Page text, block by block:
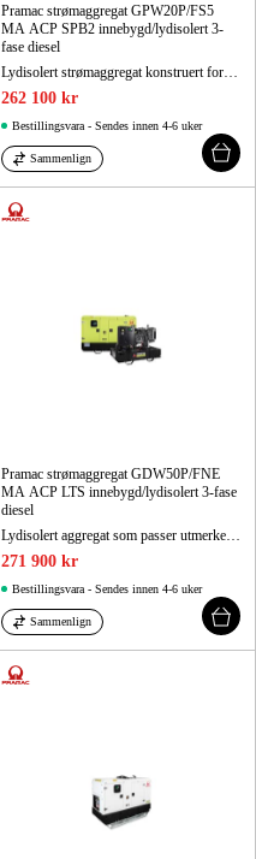
Pramac strømaggregat GPW20P/FS5
MA ACP SPB2 innebygd/lydisolert 3-
fase diesel
Lydisolert strømaggregat konstruert for enkel håndtering, lett forflytning, rask igangsetting og enkel service. Oppfyller utslippskrav klasse 5.
262 100 kr
Bestillingsvara - Sendes innen 4-6 uker
Sammenlign
Pramac strømaggregat GDW50P/FNE
MA ACP LTS innebygd/lydisolert 3-fase
diesel
Lydisolert aggregat som passer utmerket som reservekraftaggregat.
271 900 kr
Bestillingsvara - Sendes innen 4-6 uker
Sammenlign